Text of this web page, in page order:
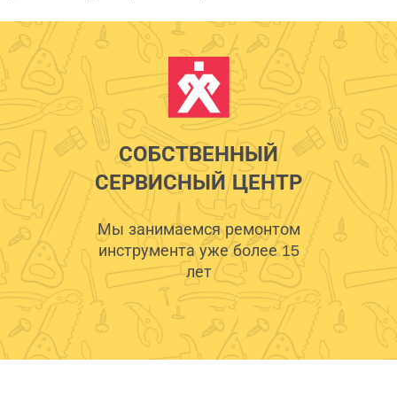
СОБСТВЕННЫЙ
СЕРВИСНЫЙ ЦЕНТР
Мы занимаемся ремонтом
инструмента уже более 15
лет